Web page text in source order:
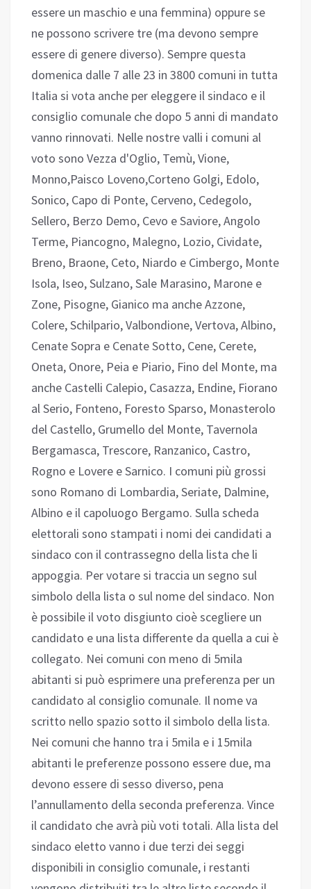
essere un maschio e una femmina) oppure se
ne possono scrivere tre (ma devono sempre
essere di genere diverso). Sempre questa
domenica dalle 7 alle 23 in 3800 comuni in tutta
Italia si vota anche per eleggere il sindaco e il
consiglio comunale che dopo 5 anni di mandato
vanno rinnovati. Nelle nostre valli i comuni al
voto sono Vezza d'Oglio, Temù, Vione,
Monno,Paisco Loveno,Corteno Golgi, Edolo,
Sonico, Capo di Ponte, Cerveno, Cedegolo,
Sellero, Berzo Demo, Cevo e Saviore, Angolo
Terme, Piancogno, Malegno, Lozio, Cividate,
Breno, Braone, Ceto, Niardo e Cimbergo, Monte
Isola, Iseo, Sulzano, Sale Marasino, Marone e
Zone, Pisogne, Gianico ma anche Azzone,
Colere, Schilpario, Valbondione, Vertova, Albino,
Cenate Sopra e Cenate Sotto, Cene, Cerete,
Oneta, Onore, Peia e Piario, Fino del Monte, ma
anche Castelli Calepio, Casazza, Endine, Fiorano
al Serio, Fonteno, Foresto Sparso, Monasterolo
del Castello, Grumello del Monte, Tavernola
Bergamasca, Trescore, Ranzanico, Castro,
Rogno e Lovere e Sarnico. I comuni più grossi
sono Romano di Lombardia, Seriate, Dalmine,
Albino e il capoluogo Bergamo. Sulla scheda
elettorali sono stampati i nomi dei candidati a
sindaco con il contrassegno della lista che li
appoggia. Per votare si traccia un segno sul
simbolo della lista o sul nome del sindaco. Non
è possibile il voto disgiunto cioè scegliere un
candidato e una lista differente da quella a cui è
collegato. Nei comuni con meno di 5mila
abitanti si può esprimere una preferenza per un
candidato al consiglio comunale. Il nome va
scritto nello spazio sotto il simbolo della lista.
Nei comuni che hanno tra i 5mila e i 15mila
abitanti le preferenze possono essere due, ma
devono essere di sesso diverso, pena
l’annullamento della seconda preferenza. Vince
il candidato che avrà più voti totali. Alla lista del
sindaco eletto vanno i due terzi dei seggi
disponibili in consiglio comunale, i restanti